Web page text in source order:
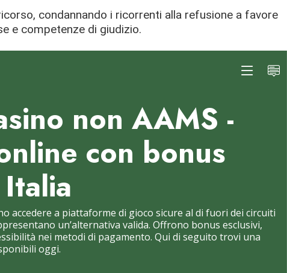
condannando i ricorrenti alla refusione a favore
e competenze di giudizio.